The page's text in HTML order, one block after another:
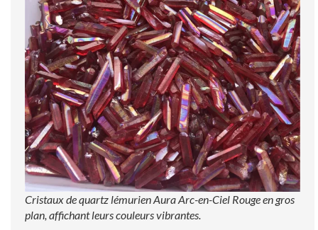
Cristaux de quartz lémurien Aura Arc-en-Ciel Rouge en gros
plan, affichant leurs couleurs vibrantes.